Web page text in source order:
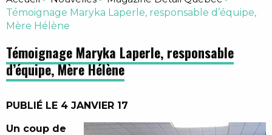
Témoignage Maryka Laperle, responsable d’équipe,
Mère Hélène
Témoignage Maryka Laperle, responsable
d’équipe, Mère Hélène
PUBLIÉ LE 4 JANVIER 17
Un coup de